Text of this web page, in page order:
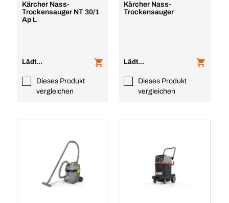
Kärcher Nass-
Trockensauger NT 30/1
Ap L
Lädt...
Dieses Produkt
vergleichen
Kärcher Nass-
Trockensauger
Lädt...
Dieses Produkt
vergleichen